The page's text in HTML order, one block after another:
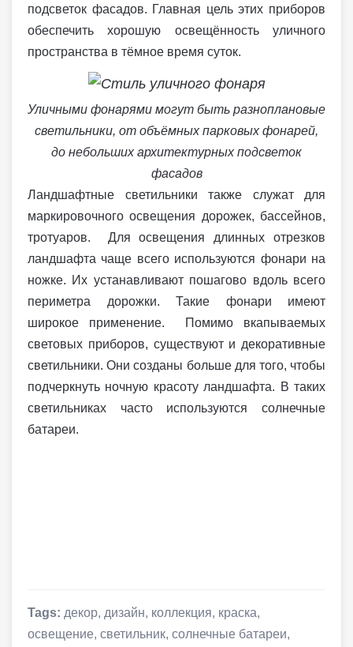
подсветок фасадов. Главная цель этих приборов
обеспечить хорошую освещённость уличного
пространства в тёмное время суток.
Уличными фонарями могут быть разноплановые
светильники, от объёмных парковых фонарей,
до небольших архитектурных подсветок
фасадов
Ландшафтные светильники также служат для
маркировочного освещения дорожек, бассейнов,
тротуаров. Для освещения длинных отрезков
ландшафта чаще всего используются фонари на
ножке. Их устанавливают пошагово вдоль всего
периметра дорожки. Такие фонари имеют
широкое применение. Помимо вкапываемых
световых приборов, существуют и декоративные
светильники. Они созданы больше для того, чтобы
подчеркнуть ночную красоту ландшафта. В таких
светильниках часто используются солнечные
батареи.
Tags: декор, дизайн, коллекция, краска,
освещение, светильник, солнечные батареи,